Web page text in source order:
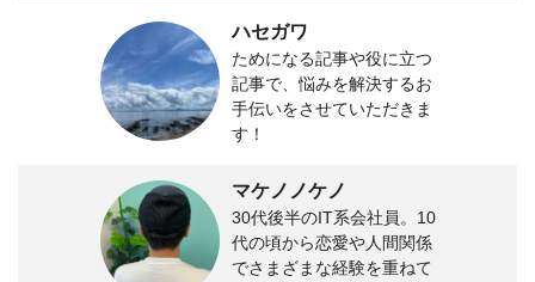
ハセガワ
ためになる記事や役に立つ
記事で、悩みを解決するお
手伝いをさせていただきま
す！
マケノノケノ
30代後半のIT系会社員。10
代の頃から恋愛や人間関係
でさまざまな経験を重ねて